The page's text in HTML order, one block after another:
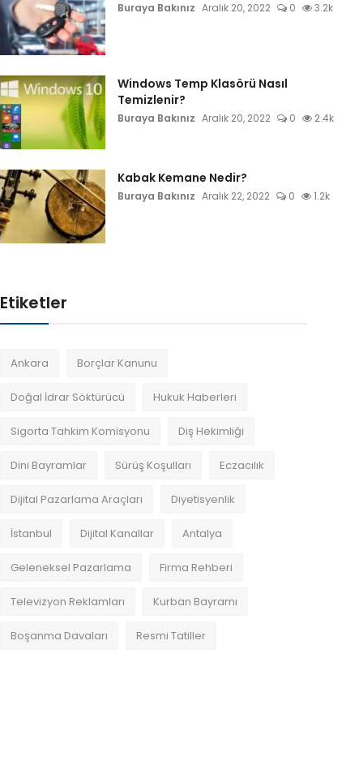
Buraya Bakınız Aralık 20, 2022 0 3.2k
Windows Temp Klasörü Nasıl
Temizlenir?
Buraya Bakınız Aralık 20, 2022 0 2.4k
Kabak Kemane Nedir?
Buraya Bakınız Aralık 22, 2022 0 1.2k
Etiketler
Ankara Borçlar Kanunu
Doğal İdrar Söktürücü Hukuk Haberleri
Sigorta Tahkim Komisyonu Diş Hekimliği
Dini Bayramlar Sürüş Koşulları Eczacılık
Dijital Pazarlama Araçları Diyetisyenlik
İstanbul Dijital Kanallar Antalya
Geleneksel Pazarlama Firma Rehberi
Televizyon Reklamları Kurban Bayramı
Boşanma Davaları Resmi Tatiller